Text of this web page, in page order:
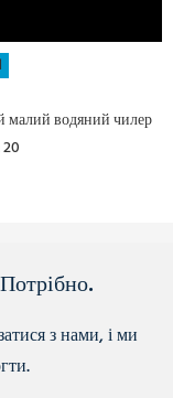
з нами, і ми